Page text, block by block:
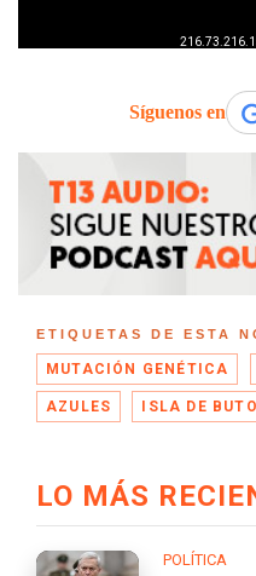
Síguenos en
ETIQUETAS DE ESTA
MUTACIÓN GENÉTICA
AZULES ISLA DE
LO MÁS
POLÍTICA